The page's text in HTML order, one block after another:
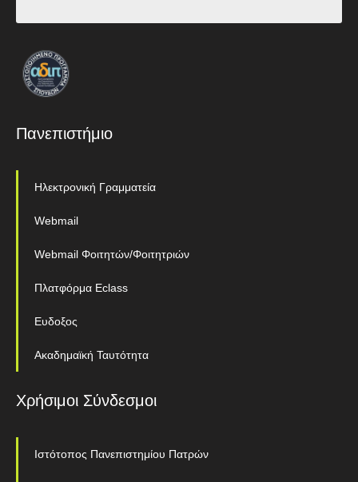
Πανεπιστήμιο
Ηλεκτρονική Γραμματεία
Webmail
Webmail Φοιτητών/Φοιτητριών
Πλατφόρμα Eclass
Ευδοξος
Ακαδημαϊκή Ταυτότητα
Χρήσιμοι Σύνδεσμοι
Ιστότοπος Πανεπιστημίου Πατρών